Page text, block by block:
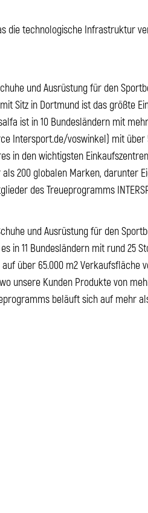
die technologische Infrastruktur
und Ausrüstung für den
Sitz in Dortmund ist das größte
ist in 10 Bundesländern mit
Intersport.de/voswinkel) mit
in den wichtigsten
200 globalen Marken, darunter
des Treueprogramms
und Ausrüstung für den
in 11 Bundesländern mit rund 25
über 65.000 m2 Verkaufsfläche
unsere Kunden Produkte von
beläuft sich auf mehr